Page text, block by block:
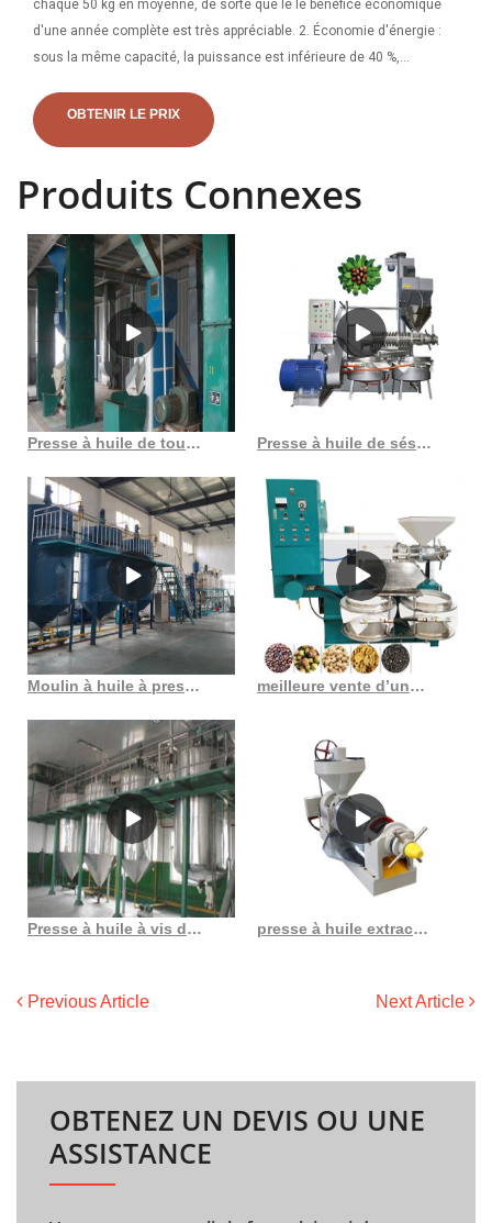
chaque 50 kg en moyenne, de sorte que le le bénéfice économique
d'une année complète est très appréciable. 2. Économie d'énergie :
sous la même capacité, la puissance est inférieure de 40 %,
d'œuvre : sous la même capacité. Les meilleures machines
d’extraction de cannabis produisent de l’huile de cannabis puissante
manières, mais elles dépendent toutes de vos machines. Il existe du
des extraits puissants. Jetez un œil aux meilleures machines
d’extraction de cannabis du marché avant de faire votre achat. 10
OBTENIR LE PRIX
Produits Connexes
Presse à huile de tournesol entièrement automatique d 1685 au Maroc Presse à huile de sésame automatique combinée amec 6yl 160 au Costa Rica
Moulin à huile à pression froide, alimentation automatique, nouveau design, expulseur meilleure vente d’une machine d’extraction d’huile de soja de 20 tpj au Congo Démocratie
Presse à huile à vis dh50 ii au Burkina Faso presse à huile extraction d’huile expulseur d’huile presse d’extraction d’huile en Côte d’Ivoire
Previous Article Next Article
OBTENEZ UN DEVIS OU UNE
ASSISTANCE